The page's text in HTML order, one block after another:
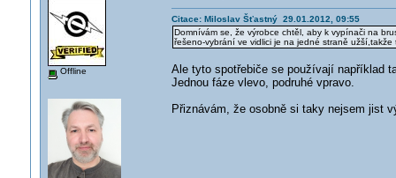
Offline
Citace: Miloslav Šťastný 29.01.2012, 09:55
Domnívám se, že výrobce chtěl, aby k vypínači na
řešeno-vybrání ve vidlici je na jedné straně
Ale tyto spotřebiče se používají například
Jednou fáze vlevo, podruhé vpravo.
Přiznávám, že osobně si taky nejsem jist